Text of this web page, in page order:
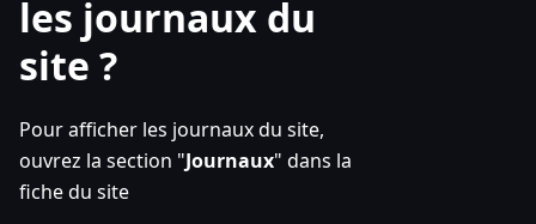
les journaux du
site ?
Pour afficher les journaux du site,
ouvrez la section "Journaux" dans la
fiche du site